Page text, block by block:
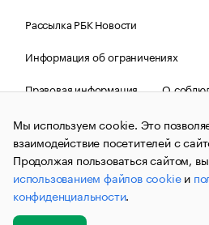
Рассылка РБК Новости
Информация об ограничениях
Правовая информация
О
© АО «РОСБИЗНЕСКОНСАЛТИНГ»,
и материалы информационного
(зарегистрировано Федеральной
связи, информационных
коммуникаций (Роскомнадзор)
№ФС77-63848) сопровождаются
публикации могут содержать
не предназначенную для
Мы используем cookie. Это
взаимодействие посетителей с
Продолжая пользоваться сайтом,
использованием файлов cookieи
конфиденциальности.